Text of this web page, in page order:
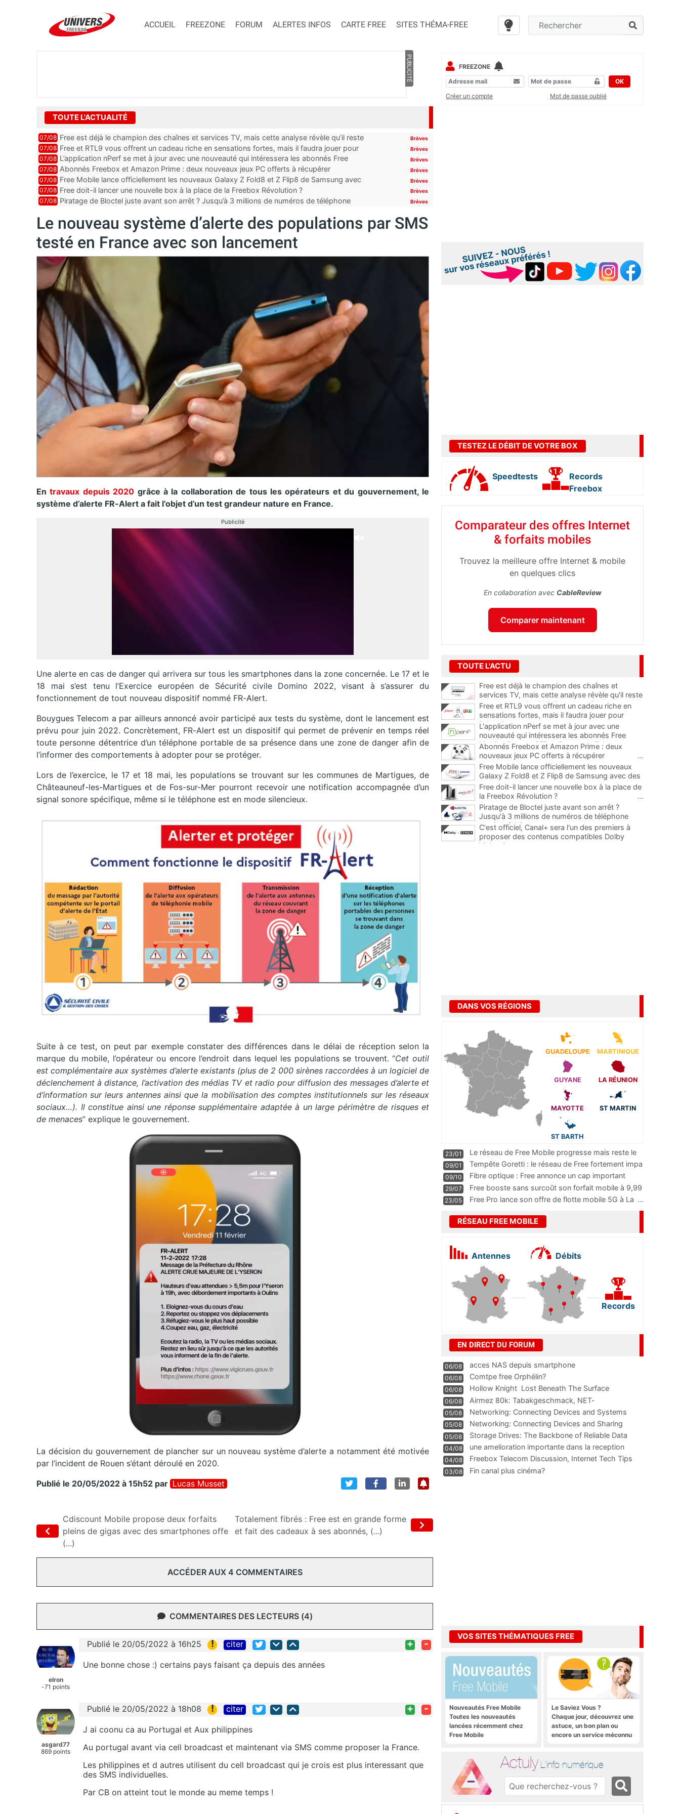
ACCUEIL FREEZONE FORUM ALERTES INFOS CARTE FREE SITES THÉMA-FREE
PUBLICITÉ
TOUTE L'ACTUALITÉ
07/08 Free est déjà le champion des chaînes et services TV, mais cette analyse révèle qu’il reste
encore au moin...
Brèves
07/08 Free et RTL9 vous offrent un cadeau riche en sensations fortes, mais il faudra jouer pour
l’obtenir
Brèves
07/08 L’application nPerf se met à jour avec une nouveauté qui intéressera les abonnés Free
Mobile, Orange, SFR ...
Brèves
07/08 Abonnés Freebox et Amazon Prime : deux nouveaux jeux PC offerts à récupérer Brèves
07/08 Free Mobile lance officiellement les nouveaux Galaxy Z Fold8 et Z Flip8 de Samsung avec
des promos et des cadeaux
Brèves
07/08 Free doit-il lancer une nouvelle box à la place de la Freebox Révolution ? Brèves
07/08 Piratage de Bloctel juste avant son arrêt ? Jusqu’à 3 millions de numéros de téléphone
Brèves
Le nouveau système d’alerte des populations par SMS
testé en France avec son lancement
Entravaux depuis 2020 grâce à la collaboration de tous les opérateurs et du gouvernement, le
système d’alerte FR-Alert a fait l’objet d’un test grandeur nature en France.
Publicité
Une alerte en cas de danger qui arrivera sur tous les smartphones dans la zone concernée. Le 17 et le
18 mai s’est tenu l’Exercice européen de Sécurité civile Domino 2022, visant à s’assurer du
fonctionnement de tout nouveau dispositif nommé FR-Alert.
Bouygues Telecom a par ailleurs annoncé avoir participé aux tests du système, dont le lancement est
prévu pour juin 2022. Concrètement, FR-Alert est un dispositif qui permet de prévenir en temps réel
toute personne détentrice d’un téléphone portable de sa présence dans une zone de danger afin de
l’informer des comportements à adopter pour se protéger.
Lors de l’exercice, le 17 et 18 mai, les populations se trouvant sur les communes de Martigues, de
Châteauneuf-les-Martigues et de Fos-sur-Mer pourront recevoir une notification accompagnée d’un
signal sonore spécifique, même si le téléphone est en mode silencieux.
Suite à ce test, on peut par exemple constater des différences dans le délai de réception selon la
marque du mobile, l’opérateur ou encore l’endroit dans lequel les populations se trouvent. “Cetoutil
est complémentaire aux systèmes d’alerte existants (plus de 2 000 sirènes raccordées à un logiciel de
déclenchement à distance, l’activation des médias TV et radio pour diffusion des messages d’alerte et
d’information sur leurs antennes ainsi que la mobilisation des comptes institutionnels sur les réseaux
sociaux…). Il constitue ainsi une réponse supplémentaire adaptée à un large périmètre de risques et
de menaces” explique le gouvernement.
La décision du gouvernement de plancher sur un nouveau système d’alerte a notamment été motivée
par l’incident de Rouen s’étant déroulé en 2020.
Publié le 20/05/2022 à 15h52 par Lucas Musset
Cdiscount Mobile propose deux forfaits
pleins de gigas avec des smartphones offe
(...)
Totalement fibrés : Free est en grande forme
et fait des cadeaux à ses abonnés, (...)
ACCÉDER AUX 4 COMMENTAIRES
COMMENTAIRES DES LECTEURS (4)
elron
-71 points
Publié le 20/05/2022 à 16h25 ! citer + -
Une bonne chose :) certains pays faisant ça depuis des années
asgard77
869 points
Publié le 20/05/2022 à 18h08 ! citer + -
J ai coonu ca au Portugal et Aux philippines
Au portugal avant via cell broadcast et maintenant via SMS comme proposer la France.
Les philippines et d autres utilisent du cell broadcast qui je crois est plus interessant que
des SMS individuelles.
Par CB on atteint tout le monde au meme temps !
FREEZONE
OK
Créer un compte
Mot de passe oublié
TESTEZ LE DÉBIT DE VOTRE BOX
Speedtests
Records
Freebox
Comparateur des offres Internet
& forfaits mobiles
Trouvez la meilleure offre Internet & mobile
en quelques clics
En collaboration avec CableReview
Comparer maintenant
TOUTE L'ACTU
Free est déjà le champion des chaînes et
services TV, mais cette analyse révèle qu'il reste
encore au moins 141 ajouts possibles
Free et RTL9 vous offrent un cadeau riche en
sensations fortes, mais il faudra jouer pour
l'obtenir
L'application nPerf se met à jour avec une
nouveauté qui intéressera les abonnés Free
Mobile, Orange, SFR et Bouygues Telecom
Abonnés Freebox et Amazon Prime : deux
nouveaux jeux PC offerts à récupérer
...
Free Mobile lance officiellement les nouveaux
Galaxy Z Fold8 et Z Flip8 de Samsung avec des
promos et des cadeaux
...
Free doit-il lancer une nouvelle box à la place de
la Freebox Révolution ?
...
Piratage de Bloctel juste avant son arrêt ?
Jusqu'à 3 millions de numéros de téléphone
auraient fuité
C'est officiel, Canal+ sera l'un des premiers à
proposer des contenus compatibles Dolby
Vision 2
DANS VOS RÉGIONS
GUADELOUPE MARTINIQUE
GUYANE LA RÉUNION
MAYOTTE ST MARTIN
ST BARTH
23/01
Le réseau de Free Mobile progresse mais reste le
m
...
09/01
Tempête Goretti : le réseau de Free fortement impa
09/10
Fibre optique : Free annonce un cap important
pass
...
29/07
Free booste sans surcoût son forfait mobile à 9,99
23/05 Free Pro lance son offre de flotte mobile 5G à La ...
RÉSEAU FREE MOBILE
Antennes Débits
Records
EN DIRECT DU FORUM
06/08 acces NAS depuis smartphone
06/08 Comtpe free Orphélin?
06/08 Hollow Knight  Lost Beneath The Surface
06/08
Airmez 80k: Tabakgeschmack, NET-
Technologie und Leistung im
05/08 Networking: Connecting Devices and Systems
05/08
Networking: Connecting Devices and Sharing
Information
05/08
Storage Drives: The Backbone of Reliable Data
Management
04/08
une amelioration importante dans la reception
WIFI
04/08
Freebox Telecom Discussion, Internet Tech Tips
Communi
03/08 Fin canal plus cinéma?
VOS SITES THÉMATIQUES FREE
Nouveautés Free Mobile
Toutes les nouveautés
lancées récemment chez
Free Mobile
Le Saviez Vous ?
Chaque jour, découvrez une
astuce, un bon plan ou
encore un service méconnu
Actuly L'info numérique